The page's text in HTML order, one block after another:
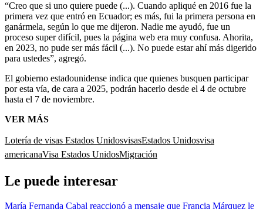
“Creo que si uno quiere puede (...). Cuando apliqué en 2016 fue la
primera vez que entró en Ecuador; es más, fui la primera persona en
ganármela, según lo que me dijeron. Nadie me ayudó, fue un
proceso super difícil, pues la página web era muy confusa. Ahorita,
en 2023, no pude ser más fácil (...). No puede estar ahí más digerido
para ustedes”, agregó.
El gobierno estadounidense indica que quienes busquen participar
por esta vía, de cara a 2025, podrán hacerlo desde el 4 de octubre
hasta el 7 de noviembre.
VER MÁS
Lotería de visas Estados UnidosvisasEstados Unidosvisa
americanaVisa Estados UnidosMigración
Le puede interesar
María Fernanda Cabal reaccionó a mensaje que Francia Márquez le